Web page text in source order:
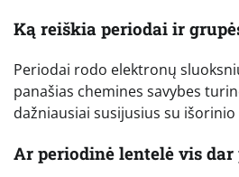
Ką reiškia periodai ir
Periodai rodo elektronų
panašias chemines savybes
dažniausiai susijusius su
Ar periodinė lentelė vis dar